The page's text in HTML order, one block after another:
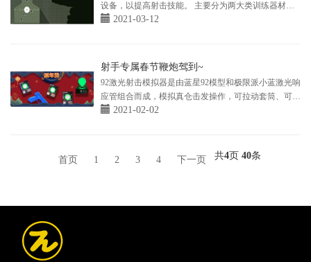
设备，以提高射击技能。 主要分为两大类训练器材，
一类是实弹射击训练器材，另外一类就是激光模拟射击
2021-03-12
射手专属春节鞭炮驾到~
92激光射击模拟器是由蓝星92模型和极限派小蓝激光响
应管组合而成，模拟真仓击发操作，可拉动套筒、可拆
解、挂机柄释放套筒、开关保险释放击锤。 产品可用
2021-02-02
首页 1 2 3 4 下一页 共4页 40条